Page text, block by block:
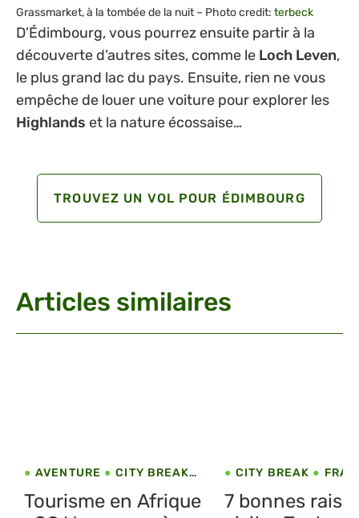
Grassmarket, à la tombée de la nuit – Photo credit: terbeck
D’Édimbourg, vous pourrez ensuite partir à la
découverte d’autres sites, comme le Loch Leven,
le plus grand lac du pays. Ensuite, rien ne vous
empêche de louer une voiture pour explorer les
Highlands et la nature écossaise…
TROUVEZ UN VOL POUR ÉDIMBOURG
Articles similaires
AVENTURE
CITY BREAK
Tourisme en Afrique
CITY BREAK
7 bonnes